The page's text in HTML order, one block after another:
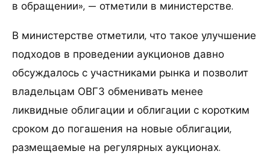
в обращении», — отметили в министерстве.
В министерстве отметили, что такое улучшение
подходов в проведении аукционов давно
обсуждалось с участниками рынка и позволит
владельцам ОВГЗ обменивать менее
ликвидные облигации и облигации с коротким
сроком до погашения на новые облигации,
размещаемые на регулярных аукционах.